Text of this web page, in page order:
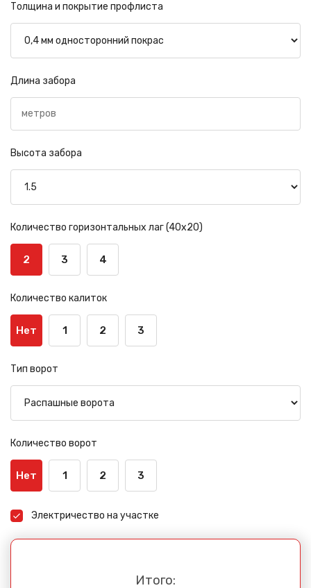
Толщина и покрытие профлиста
Длина забора
Высота забора
Количество горизонтальных лаг (40х20)
2 3 4
Количество калиток
Нет 1 2 3
Тип ворот
Количество ворот
Нет 1 2 3
Электричество на участке
Итого: